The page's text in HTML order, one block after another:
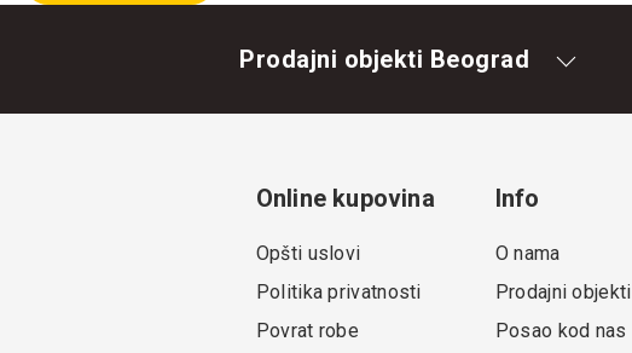
Prodajni objekti Beograd
Online kupovina
Opšti uslovi
Politika privatnosti
Povrat robe
Info
O nama
Prodajni objekti
Posao kod nas